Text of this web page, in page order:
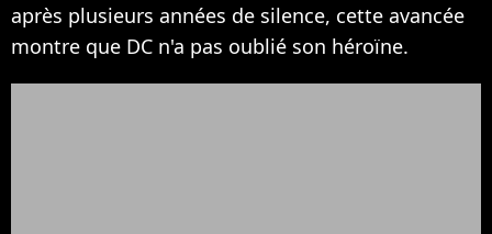
après plusieurs années de silence, cette avancée
montre que DC n'a pas oublié son héroïne.